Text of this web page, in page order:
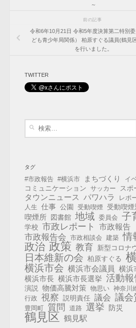
～
前の記事
令和6年10月21日 令和5年度決算第二特別委
ども青少年局関係） 柏原すぐる議員(鶴見
を行いました。
TWITTER
タグ
#市政報告 #横浜市 まちづくり イ
コミュニケーション サッカー スポ
タウンニュース パワハラ
レポ
人生 仕事 公園 受動喫煙
受動喫煙
喫煙所
図書館 地域 委員会 子
学校 市政レポート 市政報告
市政報告会 市政相談会 建築 情
政治 政策 教育 新型コロナ
日本維新の会 柏原すぐる
横浜市会 横浜市会議員
横浜
横浜市長 横浜市長選挙 活動報
演説 物価高騰対策 物思い 神奈川
行政 視察 説明責任 議会 議会
豊岡町 質問 道路 選挙 防災
鶴見区 鶴見駅